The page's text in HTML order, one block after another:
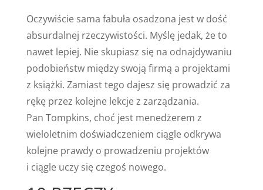
Oczywiście sama fabuła osadzona jest w dość
absurdalnej rzeczywistości. Myślę jedak, że to
nawet lepiej. Nie skupiasz się na odnajdywaniu
podobieństw między swoją firmą a projektami
z książki. Zamiast tego dajesz się prowadzić za
rękę przez kolejne lekcje z zarządzania.
Pan Tompkins, choć jest menedżerem z
wieloletnim doświadczeniem ciągle odkrywa
kolejne prawdy o prowadzeniu projektów
i ciągle uczy się czegoś nowego.